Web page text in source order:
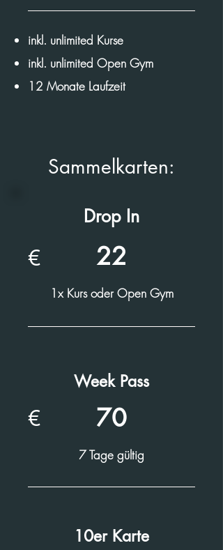
inkl. unlimited Kurse
inkl. unlimited Open Gym
12 Monate Laufzeit
Sammelkarten:
Drop In
€ 22
1x Kurs oder Open Gym
Week Pass
€ 70
7 Tage gültig
10er Karte